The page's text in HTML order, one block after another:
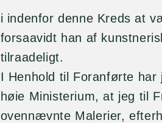
i indenfor denne Kreds at
forsaavidt han af
tilraadeligt.
I Henhold til Foranførte
høie Ministerium, at jeg til
ovennævnte Malerier,